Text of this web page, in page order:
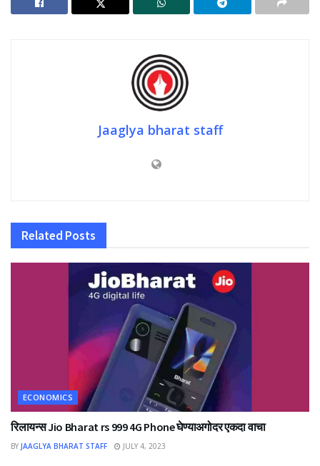
Jaaglya bharat staff
Related Posts
ECONOMICS
रिलायन्स Jio Bharat rs 999 4G Phone घेण्याअगोदर एकदा वाचा
BY JAAGLYA BHARAT STAFF JULY 4, 2023